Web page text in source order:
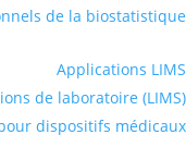
de la biostatistique
Applications LIMS
de laboratoire (LIMS)
dispositifs médicaux